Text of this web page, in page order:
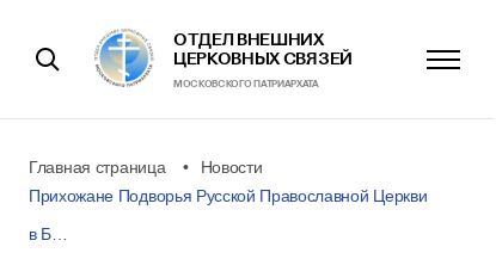
ОТДЕЛ ВНЕШНИХ
ЦЕРКОВНЫХ СВЯЗЕЙ
МОСКОВСКОГО ПАТРИАРХАТА
Главная страница
Новости
Прихожане Подворья Русской Православной Церкви
в Б…